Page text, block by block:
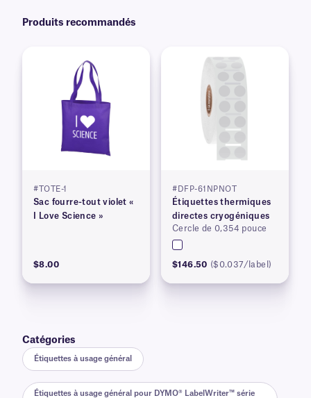
Produits recommandés
#TOTE-1
Sac fourre-tout violet «
I Love Science »
$8.00
#DFP-61NPNOT
Étiquettes thermiques
directes cryogéniques
Cercle de 0,354 pouce
$146.50 ($0.037/label)
Catégories
Étiquettes à usage général
Étiquettes à usage général pour DYMO® LabelWriter™ série